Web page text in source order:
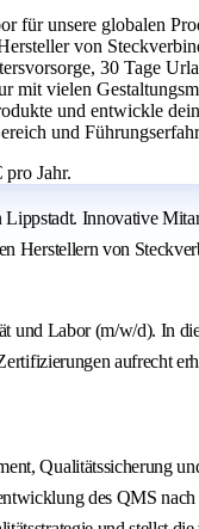
für unsere globalen
von
30 Tage
mit vielen
und entwickle
und
Jahr.
Innovative
Herstellern von
Labor (m/w/d). In
aufrecht
Qualitätssicherung
des QMS